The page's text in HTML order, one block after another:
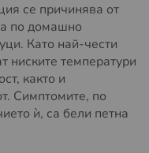
се причинява от
по домашно
Като най-чести
ниските температури
както и
Симптомите, по
ѝ, са бели петна